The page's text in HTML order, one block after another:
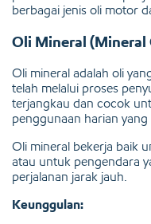
berbagai jenis oli motor
Oli Mineral (Mineral
Oli mineral adalah oli
telah melalui proses
terjangkau dan cocok
penggunaan harian
Oli mineral bekerja baik
atau untuk pengendara
perjalanan jarak jauh.
Keunggulan: